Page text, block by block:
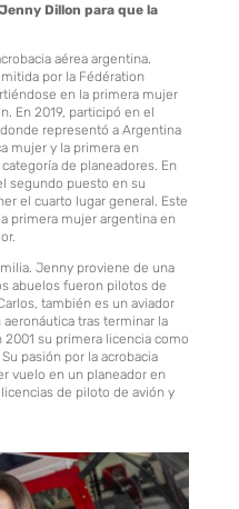
Dillon para que la
aérea argentina.
por la Fédération
en la primera mujer
En 2019, participó en el
representó a Argentina
mujer y la primera en
de planeadores. En
segundo puesto en su
el cuarto lugar general. Este
primera mujer argentina en
Jenny proviene de una
abuelos fueron pilotos de
también es un aviador
tras terminar la
su primera licencia como
pasión por la acrobacia
vuelo en un planeador en
de piloto de avión y